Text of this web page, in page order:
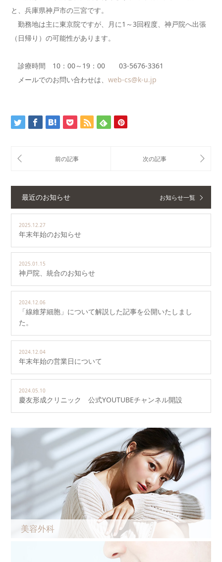
と、兵庫県神戸市の三宮です。
勤務地は主に東京院ですが、月に1～3回程度、神戸院へ出張
（日帰り）の可能性があります。
診療時間 10：00～19：00 03-5676-3361
メールでのお問い合わせは、 web-cs@k-u.jp
最近のお知らせ お知らせ一覧
2025.12.27
年末年始のお知らせ
2025.01.15
神戸院、統合のお知らせ
2024.12.06
「線維芽細胞」について解説した記事を公開いたしまし
た。
2024.12.04
年末年始の営業日について
2024.05.10
慶友形成クリニック 公式YOUTUBEチャンネル開設
美容外科